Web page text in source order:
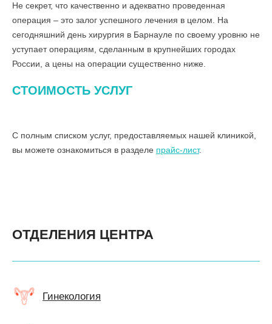
Не секрет, что качественно и адекватно проведенная
операция – это залог успешного лечения в целом. На
сегодняшний день хирургия в Барнауле по своему уровню не
уступает операциям, сделанным в крупнейших городах
России, а цены на операции существенно ниже.
СТОИМОСТЬ УСЛУГ
С полным списком услуг, предоставляемых нашей клиникой,
вы можете ознакомиться в разделе прайс-лист.
ОТДЕЛЕНИЯ ЦЕНТРА
Гинекология